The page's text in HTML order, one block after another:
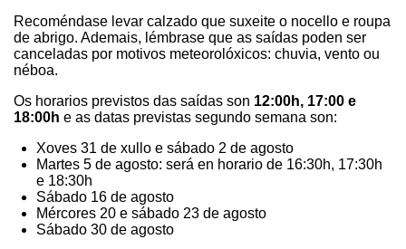
Recoméndase levar calzado que suxeite o nocello e roupa
de abrigo. Ademais, lémbrase que as saídas poden ser
canceladas por motivos meteorolóxicos: chuvia, vento ou
néboa.
Os horarios previstos das saídas son 12:00h, 17:00 e
18:00h e as datas previstas segundo semana son:
Xoves 31 de xullo e sábado 2 de agosto
Martes 5 de agosto: será en horario de 16:30h, 17:30h
e 18:30h
Sábado 16 de agosto
Mércores 20 e sábado 23 de agosto
Sábado 30 de agosto